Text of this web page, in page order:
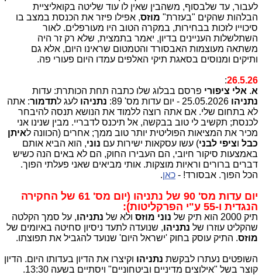
לעבור, עד שלבסוף, משהבין שאין לו עוד שליטה בקואליציית
הבלהות שהקים "בעזרת" מוזס, אפילו פיזר את הכנסת במצב בו
סיכוייו לזכות בבחירות, במקרה הטוב היו מעורפלים. לאור
השתלשלות העניינים בדיון, יאמר בתמצית, שלא רק זר היה
משתאה מעוצמות האבסורד והטמטום שראינו היום, אלא גם
ותיקים ומנוסים בסאגת תיקי האלפים עמדו היום פעורי פה.
26.5.26
:
א. אלי ציפורי פרסם בבלוג שלו כתבה תחת הכותרת: עדות
נתניהו 25.05.2026 - יום עדות מס' 89: נתניהו לעג לתדמור: אתה
לא בתחום שלי. אם אתה רוצה ללמוד את הנושא תנסה להיבחר
לכנסת; תקשיב לי טוב בבקשה, אל תיכנס לדבריי. מבין שנינו אני
מכיר את המציאות הפוליטית יותר טוב ממך; אחרים (הכוונה לאיתן
כבל וציפי לבני) עשו עסקאות ישירות עם נוני, הוא הביא אותם
באמצעות סיקור חיובי, הם העבירו החוק, הם לא באים הנה כשיש
דברים ברורים וראיות מוצקות. אותי מביאים שאני פעלתי הפוך.
הכל הפוך. אבסורד! - כאן.
יום עדות מס' 90 של נתניהו (יום מס' 61 של החקירה
הנגדית ו-55 ע"י הפרקליטות):
תיק 2000 הוא תיק של נוני מוזס ולא של נתניהו, על סמך הקלטה
שהקליט עוזרו של נתניהו, שנועדה לתעד ניסיון סחיטה באיומים של
מוזס. התיק עוסק בחוק 'ישראל היום' שנועד להגביל את תפוצתו.
השופטים נעתרו לבקשת נתניהו וקיצרו את הדיון בעדותו היום. הדיון
קוצר בשל "אילוצים מדיניים וביטחוניים" ויסתיים בשעה 13:30.